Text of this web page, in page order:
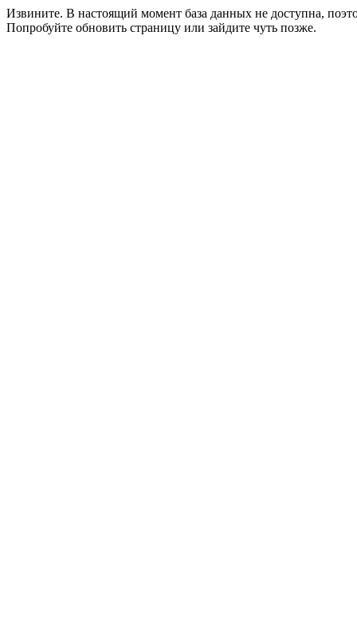
Извините. В настоящий момент база данных не доступна,
Попробуйте обновить страницу или зайдите чуть позже.